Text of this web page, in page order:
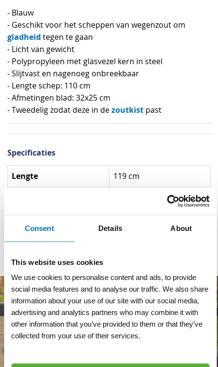
Consent Details About
This website uses cookies
We use cookies to personalise content and ads, to provide
social media features and to analyse our traffic. We also share
information about your use of our site with our social media,
advertising and analytics partners who may combine it with
other information that you’ve provided to them or that they’ve
collected from your use of their services.
- Blauw
- Geschikt voor het scheppen van wegenzout om
gladheid tegen te gaan
- Licht van gewicht
- Polypropyleen met glasvezel kern in steel
- Slijtvast en nagenoeg onbreekbaar
- Lengte schep: 110 cm
- Afmetingen blad: 32x25 cm
- Tweedelig zodat deze in dezoutkist past
Specificaties
Specificaties
Lengte 119 cm
Materiaal Polypropyleen
Afmeting (LxBxH)